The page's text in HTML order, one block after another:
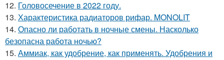
12. Головосечение в 2022 году.
13. Характеристика радиаторов рифар. MONOLIT
14. Опасно ли работать в ночные смены. Насколько
безопасна работа ночью?
15. Аммиак, как удобрение, как применять. Удобрения и